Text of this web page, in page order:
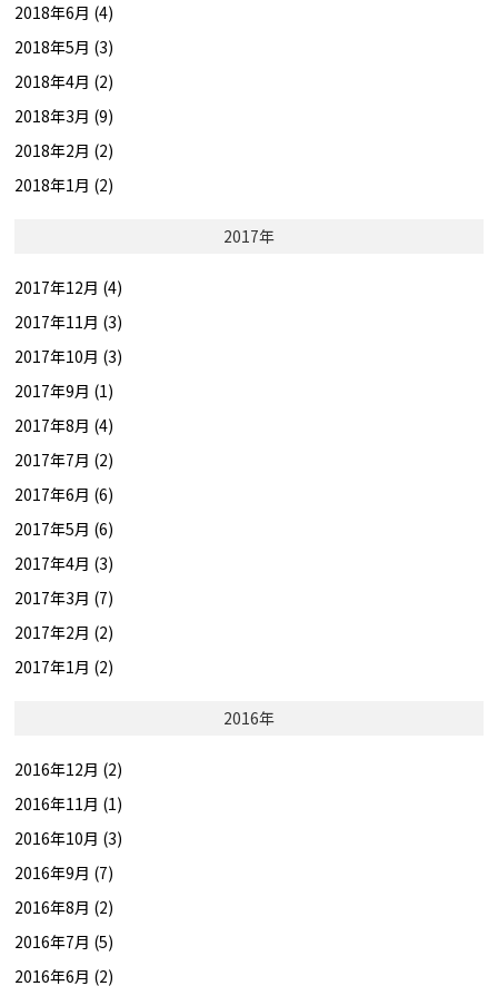
2018年6月 (4)
2018年5月 (3)
2018年4月 (2)
2018年3月 (9)
2018年2月 (2)
2018年1月 (2)
2017年
2017年12月 (4)
2017年11月 (3)
2017年10月 (3)
2017年9月 (1)
2017年8月 (4)
2017年7月 (2)
2017年6月 (6)
2017年5月 (6)
2017年4月 (3)
2017年3月 (7)
2017年2月 (2)
2017年1月 (2)
2016年
2016年12月 (2)
2016年11月 (1)
2016年10月 (3)
2016年9月 (7)
2016年8月 (2)
2016年7月 (5)
2016年6月 (2)